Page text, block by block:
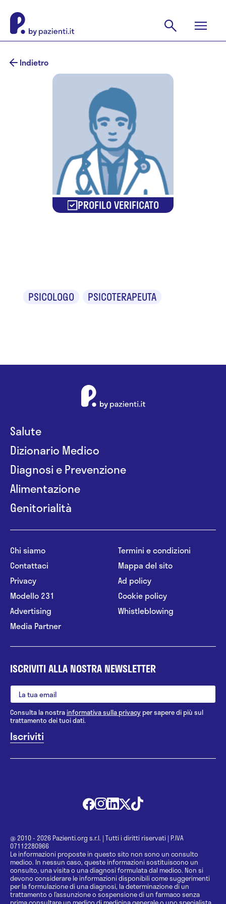
Indietro
PROFILO VERIFICATO
PSICOLOGO PSICOTERAPEUTA
Salute
Dizionario Medico
Diagnosi e Prevenzione
Alimentazione
Genitorialità
Chi siamo
Contattaci
Privacy
Modello 231
Advertising
Media Partner
Termini e condizioni
Mappa del sito
Ad policy
Cookie policy
Whistleblowing
ISCRIVITI ALLA NOSTRA NEWSLETTER
Consulta la nostrainformativa sulla privacy per sapere di più sul
trattamento dei tuoi dati.
@ 2010 - 2026 Pazienti.org s.r.l. | Tutti i diritti riservati | P.IVA
07112280966
Le informazioni proposte in questo sito non sono un consulto
medico. In nessun caso, queste informazioni sostituiscono un
consulto, una visita o una diagnosi formulata dal medico. Non si
devono considerare le informazioni disponibili come suggerimenti
per la formulazione di una diagnosi, la determinazione di un
trattamento o l’assunzione o sospensione di un farmaco senza